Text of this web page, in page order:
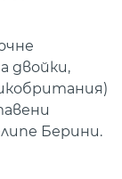
двойки,
Берини.